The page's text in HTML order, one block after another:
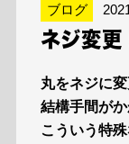
ブログ
ネジ変更
丸をネジに
結構手間がか
こういう特